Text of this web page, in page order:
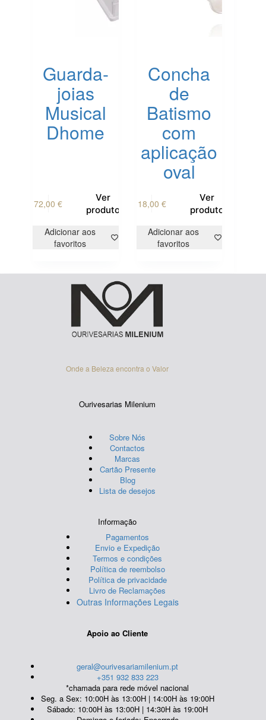
Guarda-
joias
Musical
Dhome
72,00€
Ver
produto
Adicionar aos
favoritos
Concha
de
Batismo
com
aplicação
oval
18,00 €
Ver
produto
Adicionar aos
favoritos
Onde a Beleza encontra o Valor
Ourivesarias Milenium
Sobre Nós
Contactos
Marcas
Cartão Presente
Blog
Lista de desejos
Informação
Pagamentos
Envio e Expedição
Termos e condições
Política de reembolso
Política de privacidade
Livro de Reclamações
Outras Informações Legais
Apoio ao Cliente
geral@ourivesariamilenium.pt
+351 932 833 223
*chamada para rede móvel nacional
Seg. a Sex: 10:00H às 13:00H | 14:00H às 19:00H
Sábado: 10:00H às 13:00H | 14:30H às 19:00H